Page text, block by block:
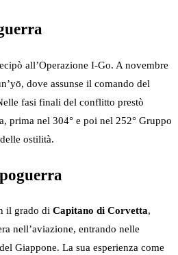
all’Operazione I-Go. A novembre
dove assunse il comando del
fasi finali del conflitto prestò
prima nel 304° e poi nel 252° Gruppo
ostilità.
il grado di Capitano di Corvetta,
nell’aviazione, entrando nelle
Giappone. La sua esperienza come